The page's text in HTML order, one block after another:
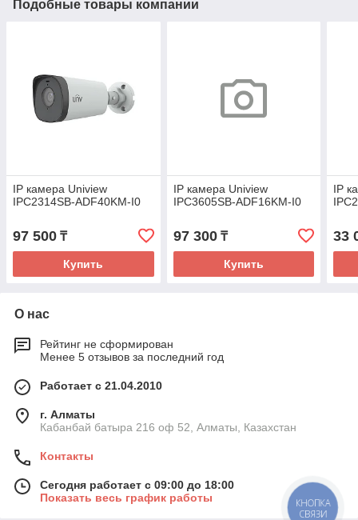
Подобные товары компании
IP камера Uniview
IPC2314SB-ADF40KM-I0
97 500 ₸
Купить
IP камера Uniview
IPC3605SB-ADF16KM-I0
97 300₸
Купить
IP
33
О нас
Рейтинг не сформирован
Менее 5 отзывов за последний год
Работает с 21.04.2010
г. Алматы
Кабанбай батыра 216 оф 52, Алматы, Казахстан
Контакты
Сегодня работает с 09:00 до 18:00
Показать весь график работы
КНОПКА
СВЯЗИ